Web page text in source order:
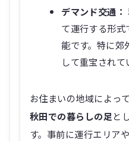
デマンド交通：
て運行する形
能です。特に郊
して重宝されて
お住まいの地域によっ
秋田での暮らしの足 と
す。事前に運行エリア